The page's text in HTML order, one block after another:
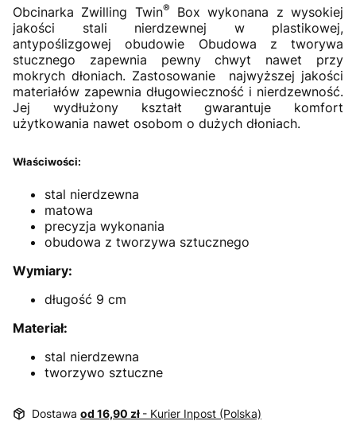
Obcinarka Zwilling Twin®
Box wykonana z wysokiej
jakości stali nierdzewnej w plastikowej,
antypoślizgowej obudowie Obudowa z tworywa
stucznego zapewnia pewny chwyt nawet przy
mokrych dłoniach. Zastosowanie najwyższej jakości
materiałów zapewnia długowieczność i nierdzewność.
Jej wydłużony kształt gwarantuje komfort
użytkowania nawet osobom o dużych dłoniach.
Właściwości:
stal nierdzewna
matowa
precyzja wykonania
obudowa z tworzywa sztucznego
Wymiary:
długość 9 cm
Materiał:
stal nierdzewna
tworzywo sztuczne
Dostawa od 16,90 zł - Kurier Inpost (Polska)